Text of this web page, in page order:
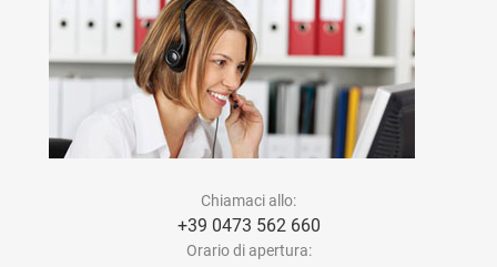
+39 0473 562 660
Orario di apertura:
Lu-Ve: 09:00 - 12:00